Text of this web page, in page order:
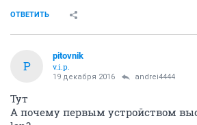
ОТВЕТИТЬ
P
pitovnik
v.i.p.
19 декабря 2016 andrei4444
Тут
А почему первым устройством